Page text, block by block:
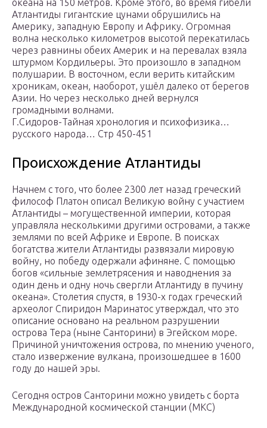
океана на 150 метров. Кроме этого, во время гибели
Атлантиды гигантские цунами обрушились на
Америку, западную Европу и Африку. Огромная
волна несколько километров высотой перекатилась
через равнины обеих Америк и на перевалах взяла
штурмом Кордильеры. Это произошло в западном
полушарии. В восточном, если верить китайским
хроникам, океан, наоборот, ушёл далеко от берегов
Азии. Но через несколько дней вернулся
громадными волнами.
Г.Сидоров-Тайная хронология и психофизика…
русского народа… Стр 450-451
Происхождение Атлантиды
Начнем с того, что более 2300 лет назад греческий
философ Платон описал Великую войну с участием
Атлантиды – могущественной империи, которая
управляла несколькими другими островами, а также
землями по всей Африке и Европе. В поисках
богатства жители Атлантиды развязали мировую
войну, но победу одержали афиняне. С помощью
богов «сильные землетрясения и наводнения за
один день и одну ночь свергли Атлантиду в пучину
океана». Столетия спустя, в 1930-х годах греческий
археолог Спиридон Маринатос утверждал, что это
описание основано на реальном разрушении
острова Тера (ныне Санторини) в Эгейском море.
Причиной уничтожения острова, по мнению ученого,
стало извержение вулкана, произошедшее в 1600
году до нашей эры.
Сегодня остров Санторини можно увидеть с борта
Международной космической станции (МКС)